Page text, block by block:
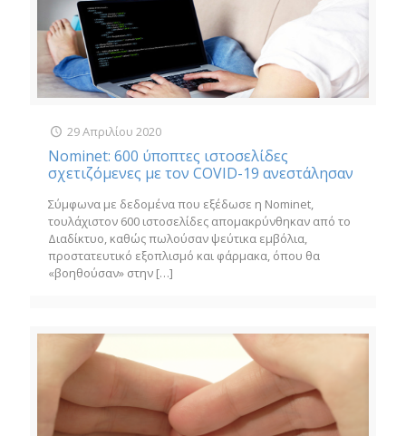
29 Απριλίου 2020
Nominet: 600 ύποπτες ιστοσελίδες
σχετιζόμενες με τον COVID-19 ανεστάλησαν
Σύμφωνα με δεδομένα που εξέδωσε η Nominet,
τουλάχιστον 600 ιστοσελίδες απομακρύνθηκαν από το
Διαδίκτυο, καθώς πωλούσαν ψεύτικα εμβόλια,
προστατευτικό εξοπλισμό και φάρμακα, όπου θα
«βοηθούσαν» στην […]